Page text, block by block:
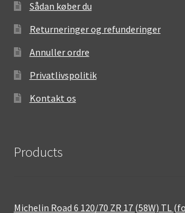
Sådan køber du
Returneringer og refunderinger
Annuller ordre
Privatlivspolitik
Kontakt os
Products
Michelin Road 6 120/70 ZR 17 (58W) TL